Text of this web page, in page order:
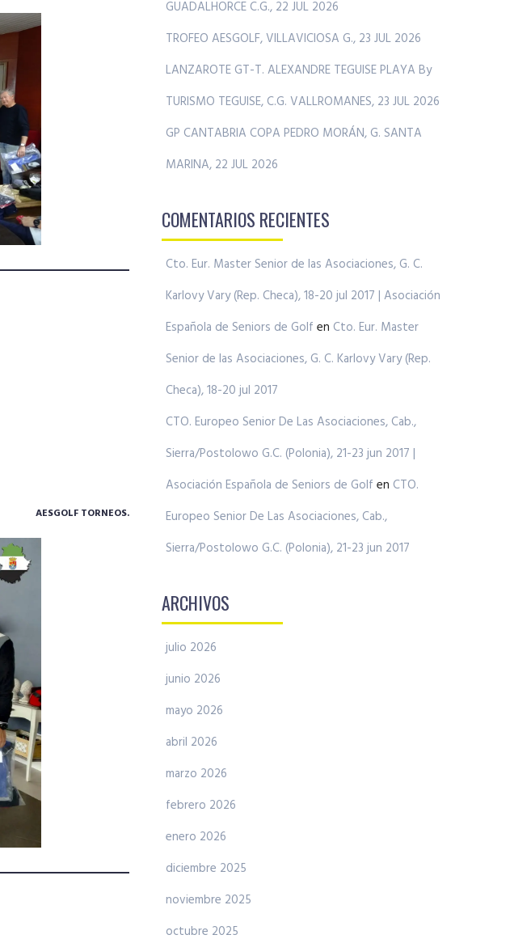
AESGOLF TORNEOS.
GUADALHORCE C.G., 22 JUL 2026
TROFEO AESGOLF, VILLAVICIOSA G., 23 JUL 2026
LANZAROTE GT-T. ALEXANDRE TEGUISE PLAYA By
TURISMO TEGUISE, C.G. VALLROMANES, 23 JUL 2026
GP CANTABRIA COPA PEDRO MORÁN, G. SANTA
MARINA, 22 JUL 2026
COMENTARIOS RECIENTES
Cto. Eur. Master Senior de las Asociaciones, G. C.
Karlovy Vary (Rep. Checa), 18-20 jul 2017 | Asociación
Española de Seniors de Golf en Cto. Eur. Master
Senior de las Asociaciones, G. C. Karlovy Vary (Rep.
Checa), 18-20 jul 2017
CTO. Europeo Senior De Las Asociaciones, Cab.,
Sierra/Postolowo G.C. (Polonia), 21-23 jun 2017 |
Asociación Española de Seniors de Golf en CTO.
Europeo Senior De Las Asociaciones, Cab.,
Sierra/Postolowo G.C. (Polonia), 21-23 jun 2017
ARCHIVOS
julio 2026
junio 2026
mayo 2026
abril 2026
marzo 2026
febrero 2026
enero 2026
diciembre 2025
noviembre 2025
octubre 2025